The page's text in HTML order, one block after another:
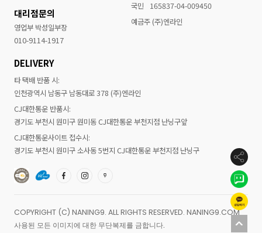
대리점문의
영업부 박성일부장
010-9114-1917
국민
165837-04-009450
예금주 (주)엔라인
DELIVERY
타 택배 반품 시:
인천광역시 남동구 남동대로 378 (주)엔라인
CJ대한통운 반품시:
경기도 부천시 원미구 원미동 CJ대한통운 부천지점 난닝구앞
CJ대한통운사이트 접수시:
경기도 부천시 원미구 소사동 5번지 CJ대한통운 부천지점 난닝구
COPYRIGHT (C) NANING9. ALL RIGHTS RESERVED. NANING9.COM
사용된 모든 이미지에 대한 무단복제를 금합니다.